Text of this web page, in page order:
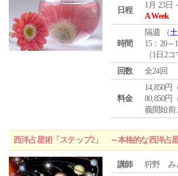
日程
1月 23日
A Week
時間
隔週 （土
15：20～
（1日2コ
回数
全24回
料金
14,850円
80,850円
義開始前
西洋占星術「ステップ2」 ～本格的な西洋占
講師 狩野 み